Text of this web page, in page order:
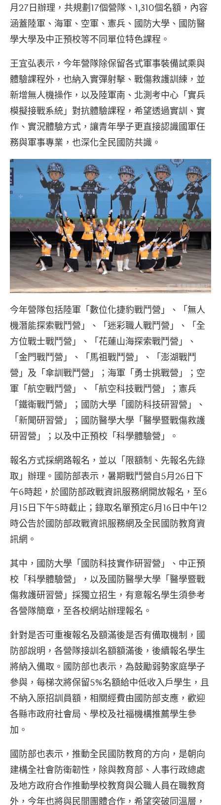
月27日辦理，共規劃17個營隊、1,310個名額，內容
涵蓋陸軍、海軍、空軍、憲兵、國防大學、國防醫
學大學及中正預校等不同單位特色課程。
王宜弘表示，今年營隊除保留各式軍事裝備試乘與
體驗課程外，也納入實彈射擊、戰傷救護訓練，並
新增無人機操作，以及陸軍南、北測考中心「實兵
模擬接戰系統」對抗體驗課程，希望透過實訓、實
作、實況體驗方式，讓青年學子更直接認識國軍任
務與軍事專業，也深化全民國防共識。
今年營隊包括陸軍「數位化捷豹戰鬥營」、「無人
機潛能探索戰鬥營」、「迷彩職人戰鬥營」、「全
方位戰士戰鬥營」、「花蓮山海探索戰鬥營」、
「金門戰鬥營」、「馬祖戰鬥營」、「澎湖戰鬥
營」及「傘訓戰鬥營」；海軍「勇士挑戰營」；空
軍「航空戰鬥營」、「航空科技戰鬥營」；憲兵
「鐵衛戰鬥營」；國防大學「國防科技研習營」、
「新聞研習營」；國防醫學大學「醫學暨戰傷救護
研習營」；以及中正預校「科學體驗營」。
報名方式採網路報名，並以「限額制、先報名先錄
取」辦理。國防部表示，暑期戰鬥營自5月26日下
午6時起，於國防部政戰資訊服務網開放報名，至6
月15日下午5時截止；錄取名單預定6月16日中午12
時公告於國防部政戰資訊服務網及全民國防教育資
訊網。
其中，國防大學「國防科技實作研習營」、中正預
校「科學體驗營」，以及國防醫學大學「醫學暨戰
傷救護研習營」採獨立招生，有意報名學生須參考
各營隊簡章，至各校網站辦理報名。
針對是否可重複報名及額滿後是否有備取機制，國
防部說明，各營隊接訓名額額滿後，後續報名學生
將納入備取。國防部也表示，為鼓勵弱勢家庭學子
參與，每梯次將保留5%名額給中低收入戶學生，且
不納入原招訓員額，相關經費由國防部支應，歡迎
各縣市政府社會局、學校及社福機構推薦學生參
加。
國防部也表示，推動全民國防教育的方向，是朝向
建構全社會防衛韌性，除與教育部、人事行政總處
及地方政府合作推動學校教育與公職人員在職教育
外，今年也將與民間團體合作，希望突破同溫層，